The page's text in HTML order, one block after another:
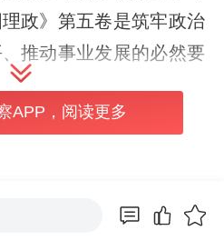
政》第五卷是筑牢政治
推动事业发展的必然要
觉、思想自觉和行动自
领会，坚定不移用以武
新时代中国特色社会主义
APP，阅读更多